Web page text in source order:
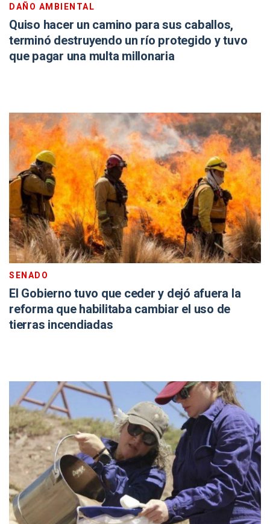
DAÑO AMBIENTAL
Quiso hacer un camino para sus caballos,
terminó destruyendo un río protegido y tuvo
que pagar una multa millonaria
SENADO
El Gobierno tuvo que ceder y dejó afuera la
reforma que habilitaba cambiar el uso de
tierras incendiadas